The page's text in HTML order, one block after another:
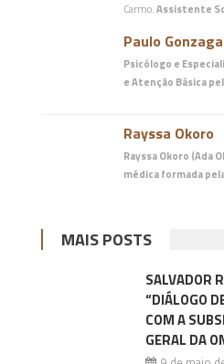
Carmo.Assistente
Paulo Gonzaga
Psicólogo e
e Atenção Básica
Rayssa Okoro
Rayssa Okoro (Ada
médicaformada
MAIS POSTS
SALVADOR
“DIÁLOGO
COM A
GERAL DA